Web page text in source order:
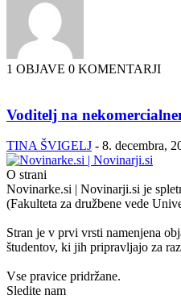
1 OBJAVE 0 KOMENTARJI
Voditelj na
TINA ŠVIGELJ - 8. decembra,
O strani
Novinarke.si | Novinarji.si je
(Fakulteta za družbene vede
Stran je v prvi vrsti namenjena
študentov, ki jih pripravljajo za
Vse pravice pridržane.
Sledite nam